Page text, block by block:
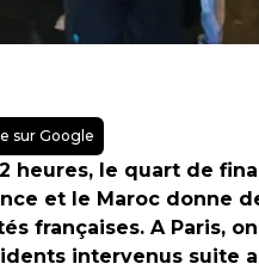
sur Google
heures, le quart de
et le Maroc donne
françaises. A Paris,
intervenus suite